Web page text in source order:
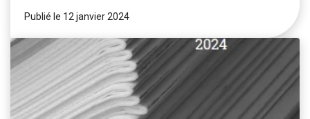
Publié le 12 janvier 2024